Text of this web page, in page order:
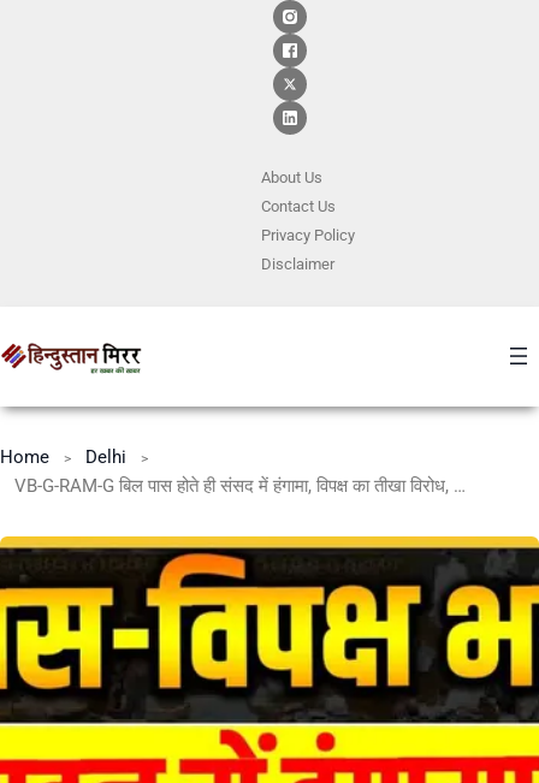
About Us
ContactUs
Privacy Policy
Disclaimer
Home
Delhi
VB-G-RAM-G बिल पास होते ही संसद में हंगामा, विपक्ष का तीखा विरोध, कार्यवाही स्थगित